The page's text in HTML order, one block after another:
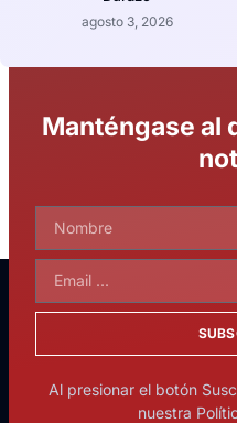
agosto 3, 2026
Manténgase al
Al presionar el botón
nuestra